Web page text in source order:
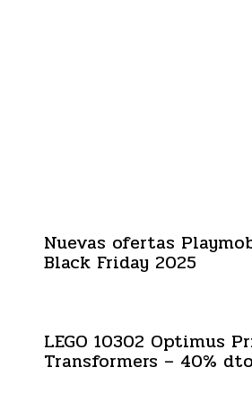
Nuevas ofertas
Black Friday 2025
LEGO 10302 Optimus
Transformers – 40%